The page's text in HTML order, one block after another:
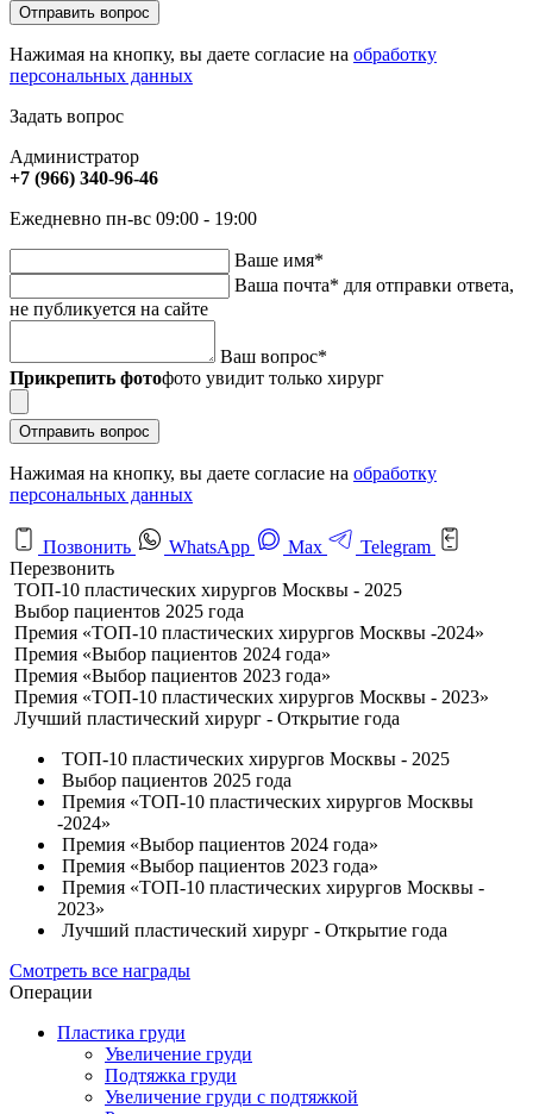
Отправить вопрос
Нажимая на кнопку, вы даете согласие на обработку
персональных данных
Задать вопрос
Администратор
+7 (966) 340-96-46
Ежедневно пн-вс 09:00 - 19:00
Ваше имя*
Ваша почта* для отправки ответа,
не публикуется на сайте
Ваш вопрос*
Прикрепить фотофото увидит только хирург
Отправить вопрос
Нажимая на кнопку, вы даете согласие на обработку
персональных данных
Позвонить WhatsApp Max
Telegram
Перезвонить
ТОП-10 пластических хирургов Москвы - 2025
Выбор пациентов 2025 года
Премия «ТОП-10 пластических хирургов Москвы -2024»
Премия «Выбор пациентов 2024 года»
Премия «Выбор пациентов 2023 года»
Премия «ТОП-10 пластических хирургов Москвы - 2023»
Лучший пластический хирург - Открытие года
ТОП-10 пластических хирургов Москвы - 2025
Выбор пациентов 2025 года
Премия «ТОП-10 пластических хирургов Москвы
-2024»
Премия «Выбор пациентов 2024 года»
Премия «Выбор пациентов 2023 года»
Премия «ТОП-10 пластических хирургов Москвы -
2023»
Лучший пластический хирург - Открытие года
Смотреть все награды
Операции
Пластика груди
Увеличение груди
Подтяжка груди
Увеличение груди с подтяжкой